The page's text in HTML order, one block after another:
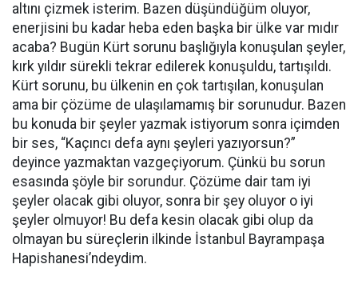
altını çizmek isterim. Bazen düşündüğüm oluyor,
enerjisini bu kadar heba eden başka bir ülke var mıdır
acaba? Bugün Kürt sorunu başlığıyla konuşulan şeyler,
kırk yıldır sürekli tekrar edilerek konuşuldu, tartışıldı.
Kürt sorunu, bu ülkenin en çok tartışılan, konuşulan
ama bir çözüme de ulaşılamamış bir sorunudur. Bazen
bu konuda bir şeyler yazmak istiyorum sonra içimden
bir ses, “Kaçıncı defa aynı şeyleri yazıyorsun?”
deyince yazmaktan vazgeçiyorum. Çünkü bu sorun
esasında şöyle bir sorundur. Çözüme dair tam iyi
şeyler olacak gibi oluyor, sonra bir şey oluyor o iyi
şeyler olmuyor! Bu defa kesin olacak gibi olup da
olmayan bu süreçlerin ilkinde İstanbul Bayrampaşa
Hapishanesi’ndeydim.